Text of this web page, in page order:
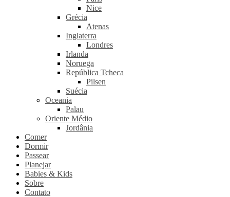
Nice
Grécia
Atenas
Inglaterra
Londres
Irlanda
Noruega
República Tcheca
Pilsen
Suécia
Oceania
Palau
Oriente Médio
Jordânia
Comer
Dormir
Passear
Planejar
Babies & Kids
Sobre
Contato